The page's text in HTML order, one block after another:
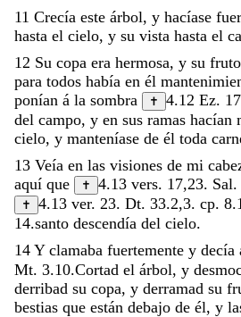
11 Crecía este árbol, y hacíase
hasta el cielo, y su vista hasta el
12 Su copa era hermosa, y su fruto
para todos había en él
ponían á la sombra ✝ 4.12 Ez.
del campo, y en sus ramas hacían
cielo, y manteníase de él toda
13 Veía en las visiones de mi
aquí que ✝ 4.13 vers. 17,23.
✝ 4.13 ver. 23. Dt. 33.2,3. cp.
14.santo descendía del cielo.
14 Y clamaba fuertemente y decía
Mt. 3.10.Cortad el árbol, y
derribad su copa, y derramad su
bestias que están debajo de él, y